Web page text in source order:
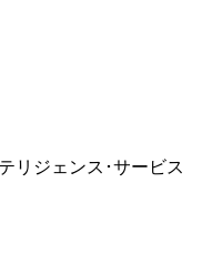
リジェンス･サービス